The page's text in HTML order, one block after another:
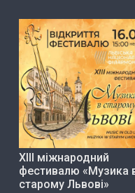
ХІІІ міжнародний
фестивалю «Музика
старому Львові»